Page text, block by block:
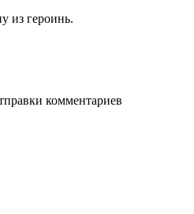
из героинь.
комментариев